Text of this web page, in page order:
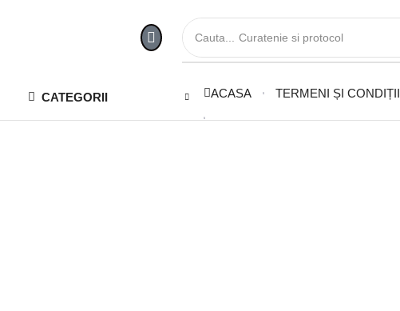
Cauta... Curatenie si protocol
CATEGORII ACASA TERMENI ȘI CONDIȚII